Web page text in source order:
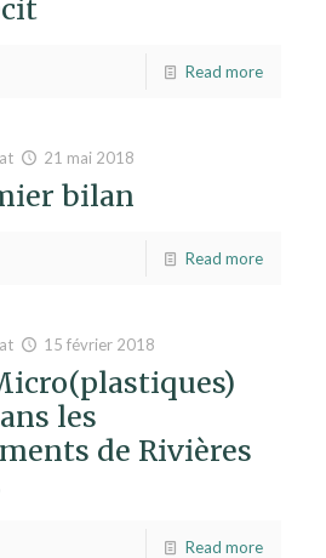
Read more
at 21 mai 2018
bilan
Read more
at 15 février 2018
les
de Rivières
Read more